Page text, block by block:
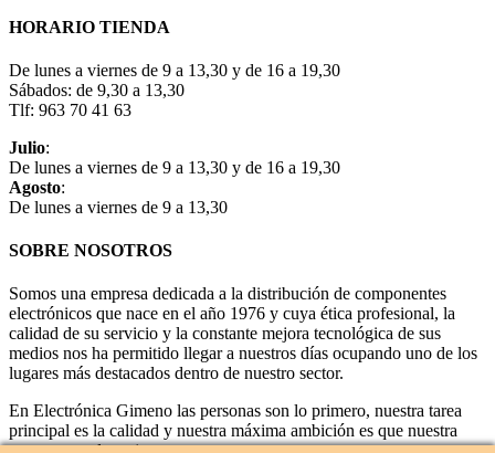
HORARIO TIENDA
De lunes a viernes de 9 a 13,30 y de 16 a 19,30
Sábados: de 9,30 a 13,30
Tlf: 963 70 41 63
Julio:
De lunes a viernes de 9 a 13,30 y de 16 a 19,30
Agosto:
De lunes a viernes de 9 a 13,30
SOBRE NOSOTROS
Somos una empresa dedicada a la distribución de componentes
electrónicos que nace en el año 1976 y cuya ética profesional, la
calidad de su servicio y la constante mejora tecnológica de sus
medios nos ha permitido llegar a nuestros días ocupando uno de los
lugares más destacados dentro de nuestro sector.
En Electrónica Gimeno las personas son lo primero, nuestra tarea
principal es la calidad y nuestra máxima ambición es que nuestra